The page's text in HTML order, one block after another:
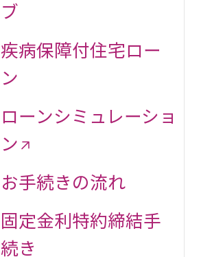
ブ
疾病保障付住宅ロー
ン
ローンシミュレーショ
ン
お手続きの流れ
固定金利特約締結手
続き